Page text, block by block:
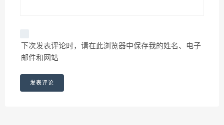
下次发表评论时，请在此浏览器中保存我的姓名、电子
邮件和网站